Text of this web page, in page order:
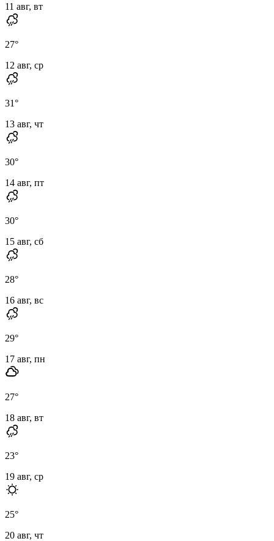
11 авг, вт
27°
12 авг, ср
31°
13 авг, чт
30°
14 авг, пт
30°
15 авг, сб
28°
16 авг, вс
29°
17 авг, пн
27°
18 авг, вт
23°
19 авг, ср
25°
20 авг, чт